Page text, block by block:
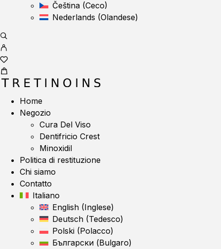
Čeština (Ceco)
Nederlands (Olandese)
Home
Negozio
Cura Del Viso
Dentifricio Crest
Minoxidil
Politica di restituzione
Chi siamo
Contatto
Italiano
English (Inglese)
Deutsch (Tedesco)
Polski (Polacco)
Български (Bulgaro)